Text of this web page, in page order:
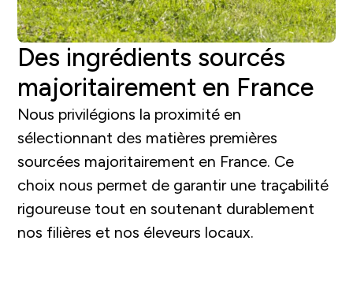
Des ingrédients sourcés
majoritairement en France
Nous privilégions la proximité en
sélectionnant des matières premières
sourcées majoritairement en France. Ce
choix nous permet de garantir une traçabilité
rigoureuse tout en soutenant durablement
nos filières et nos éleveurs locaux.